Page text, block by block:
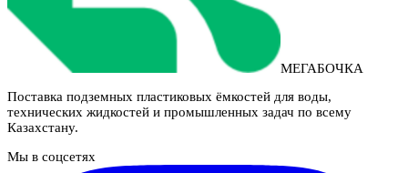
МЕГАБОЧКА
Поставка подземных пластиковых ёмкостей для воды,
технических жидкостей и промышленных задач по всему
Казахстану.
Мы в соцсетях